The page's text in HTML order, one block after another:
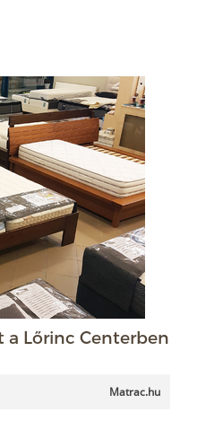
a Lőrinc Centerben
Matrac.hu